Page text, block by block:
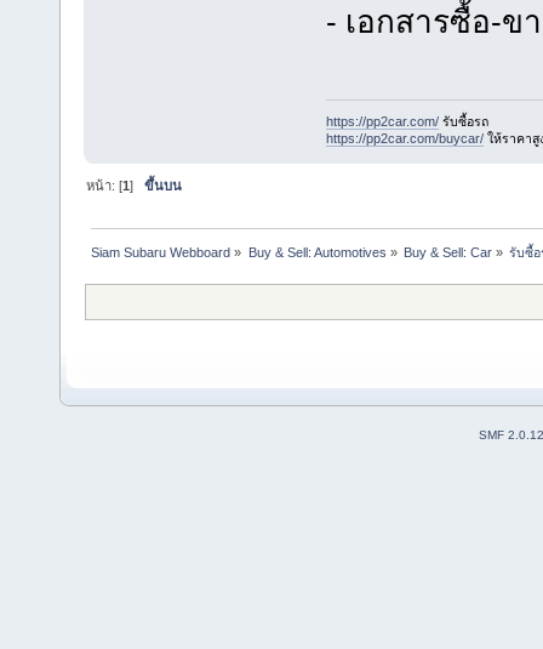
- เอกสารซื้อ-ข
https://pp2car.com/รับซื้อรถ
https://pp2car.com/buycar/ให้ราคาสู
หน้า: [1]ขึ้นบน
Siam Subaru Webboard » Buy & Sell: Automotives » Buy & Sell: Car» รับซื้อ
SMF 2.0.12